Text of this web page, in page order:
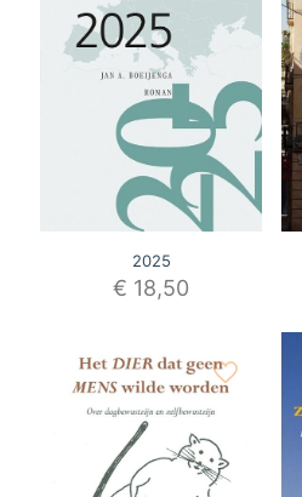
2025
€ 18,50